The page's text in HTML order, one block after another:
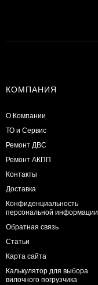
КОМПАНИЯ
О Компании
ТО и Сервис
​Ремонт ДВС
Ремонт АКПП
Контакты
Доставка
Конфиденциальность
персональной информации
Обратная связь
Статьи
Карта сайта
Калькулятор для выбора
вилочного погрузчика